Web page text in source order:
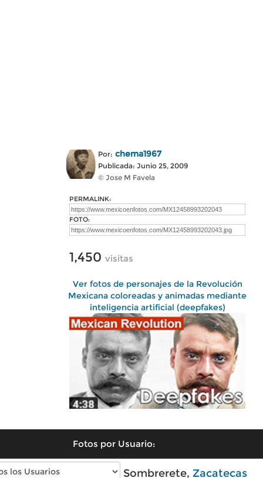
Por: chema1967
Publicada: Junio 25, 2009
© Jose M Favela
PERMALINK:
FOTO:
1,450 visitas
Ver fotos de personajes de la Revolución
Mexicana coloreadas y animadas mediante
inteligencia artificial (deepfakes)
Fotos por Usuario:
Fotos modernas de Sombrerete, Zacatecas